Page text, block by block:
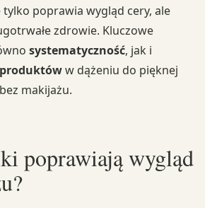
poprawia wygląd cery, ale
zdrowie. Kluczowe
systematyczność, jak i
w dążeniu do pięknej
makijażu.
poprawiają wygląd